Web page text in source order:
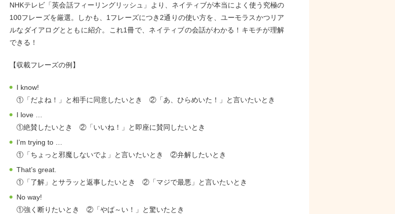
NHKテレビ「英会話フィーリングリッシュ」より、ネイティブが本当によく使う究極の
100フレーズを厳選。しかも、1フレーズにつき2通りの使い方を、ユーモラスかつリア
ルなダイアログとともに紹介。これ1冊で、ネイティブの会話がわかる！キモチが理解
できる！
【収載フレーズの例】
I know!
①「だよね！」と相手に同意したいとき ②「あ、ひらめいた！」と言いたいとき
I love …
①絶賛したいとき ②「いいね！」と即座に賛同したいとき
I’m trying to …
①「ちょっと邪魔しないでよ」と言いたいとき ②弁解したいとき
That’s great.
①「了解」とサラッと返事したいとき ②「マジで最悪」と言いたいとき
No way!
①強く断りたいとき ②「やば～い！」と驚いたとき